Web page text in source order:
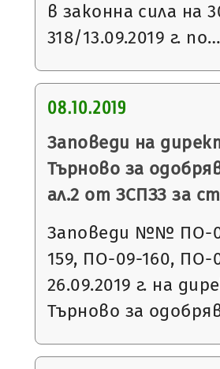
в законна сила на
318/13.09.2019 г. по…
08.10.2019
Заповеди на
Търново за
ал.2 от ЗСПЗЗ за
Заповеди №№ ПО-
159, ПО-09-160, ПО-
26.09.2019 г. на
Търново за